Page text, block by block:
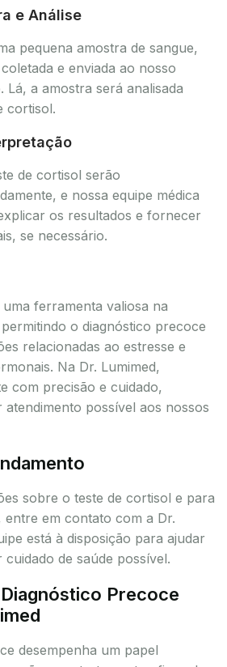
e Análise
pequena amostra de sangue,
e enviada ao nosso
a amostra será analisada
cortisol.
de cortisol serão
e nossa equipe médica
os resultados e fornecer
se necessário.
ferramenta valiosa na
o diagnóstico precoce
relacionadas ao estresse e
Na Dr. Lumimed,
com precisão e cuidado,
possível aos nossos
sobre o teste de cortisol e para
entre em contato com a Dr.
está à disposição para ajudar
de saúde possível.
Precoce
desempenha um papel